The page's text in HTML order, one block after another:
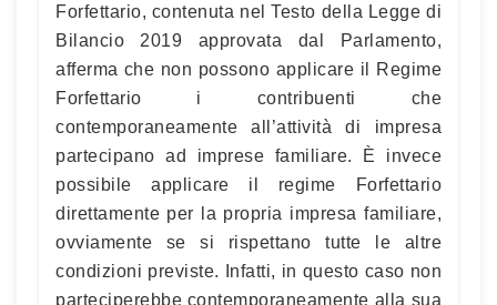
Forfettario, contenuta nel Testo della Legge di
Bilancio 2019 approvata dal Parlamento,
afferma che non possono applicare il Regime
Forfettario i contribuenti che
contemporaneamente all’attività di impresa
partecipano ad imprese familiare. È invece
possibile applicare il regime Forfettario
direttamente per la propria impresa familiare,
ovviamente se si rispettano tutte le altre
condizioni previste. Infatti, in questo caso non
parteciperebbe contemporaneamente alla sua